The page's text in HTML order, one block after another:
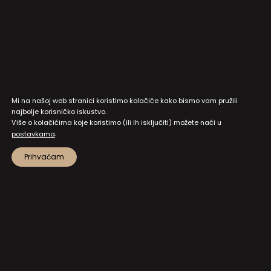
Mi na našoj web stranici koristimo kolačiće kako bismo vam pružili
najbolje korisničko iskustvo.
Više o kolačićima koje koristimo (ili ih isključiti) možete naći u
postavkama.
Prihvaćam